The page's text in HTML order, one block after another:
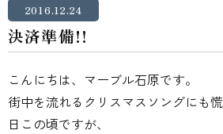
2016.12.24
決済準備!!
こんにちは、マーブル石原です。
街中を流れるクリスマスソングにも
日この頃ですが、